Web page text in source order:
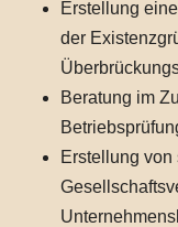
Erstellung
der
Beratung im
Erstellung